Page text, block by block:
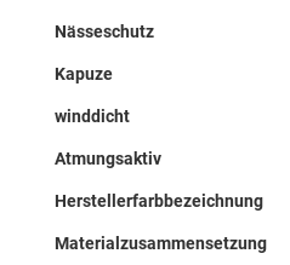
Nässeschutz
Kapuze
winddicht
Atmungsaktiv
Herstellerfarbbezeichnung
Materialzusammensetzung